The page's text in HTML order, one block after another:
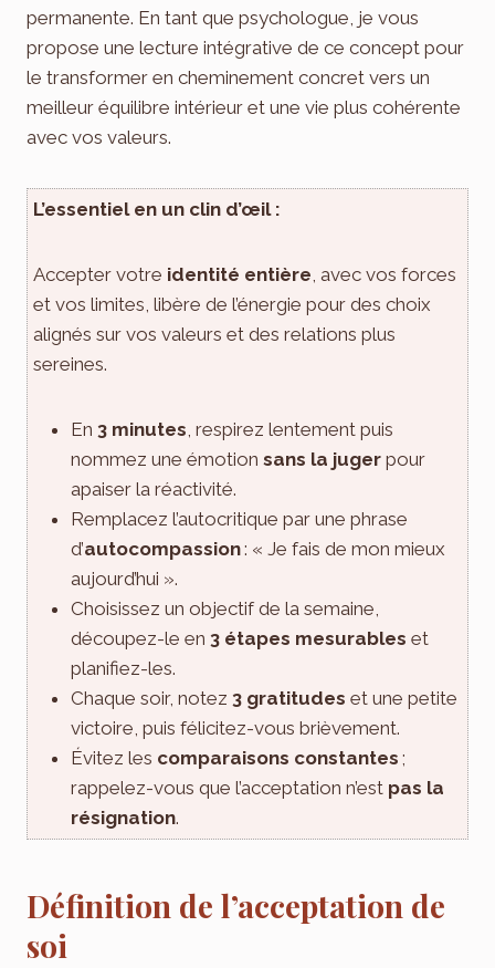
permanente. En tant que psychologue, je vous
propose une lecture intégrative de ce concept pour
le transformer en cheminement concret vers un
meilleur équilibre intérieur et une vie plus cohérente
avec vos valeurs.
L’essentiel en un clin d’œil :
Accepter votre identité entière , avec vos forces
et vos limites, libère de l’énergie pour des choix
alignés sur vos valeurs et des relations plus
sereines.
En 3 minutes , respirez lentement puis
nommez une émotion sans la juger pour
apaiser la réactivité.
Remplacez l’autocritique par une phrase
d’autocompassion: « Je fais de mon mieux
aujourd’hui ».
Choisissez un objectif de la semaine,
découpez-le en 3 étapes mesurables et
planifiez-les.
Chaque soir, notez 3 gratitudes et une petite
victoire, puis félicitez-vous brièvement.
Évitez les comparaisons constantes ;
rappelez-vous que l’acceptation n’est pas la
résignation.
Définition de l’acceptation de
soi